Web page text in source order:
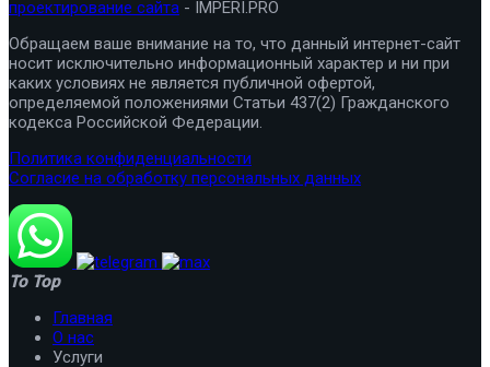
проектирование сайта - IMPERI.PRO
Обращаем ваше внимание на то, что данный интернет-сайт
носит исключительно информационный характер и ни при
каких условиях не является публичной офертой,
определяемой положениями Статьи 437(2) Гражданского
кодекса Российской Федерации.
Политика конфиденциальности
Согласие на обработку персональных данных
To Top
Главная
О нас
Услуги